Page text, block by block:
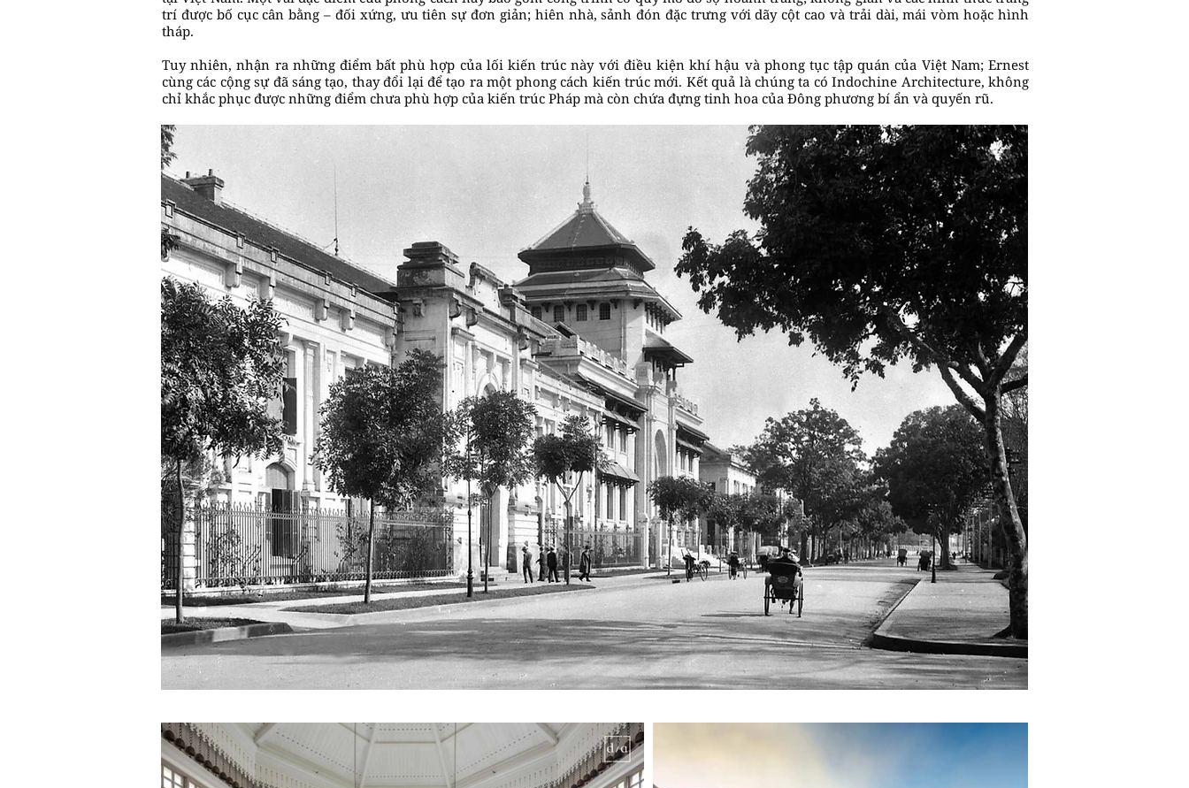
trí được bố cục cân bằng – đối xứng, ưu tiên sự đơn giản; hiên nhà, sảnh đón đặc trưng với dãy cột cao và trải dài, mái vòm hoặc hình
tháp.
Tuy nhiên, nhận ra những điểm bất phù hợp của lối kiến trúc này với điều kiện khí hậu và phong tục tập quán của Việt Nam; Ernest
cùng các cộng sự đã sáng tạo, thay đổi lại để tạo ra một phong cách kiến trúc mới. Kết quả là chúng ta có Indochine Architecture, không
chỉ khắc phục được những điểm chưa phù hợp của kiến trúc Pháp mà còn chứa đựng tinh hoa của Đông phương bí ẩn và quyến rũ.